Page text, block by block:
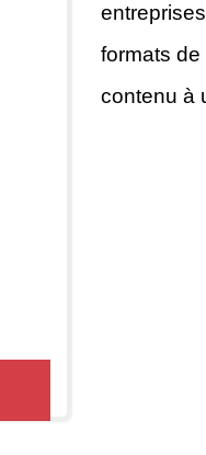
formats
contenu à